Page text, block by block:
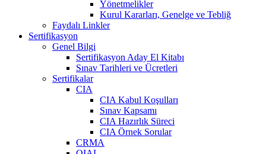
Yönetmelikler
Kurul Kararları, Genelge ve Tebliğ
Faydalı Linkler
Sertifikasyon
Genel Bilgi
Sertifikasyon Aday El Kitabı
Sınav Tarihleri ve Ücretleri
Sertifikalar
CIA
CIA Kabul Koşulları
Sınav Kapsamı
CIA Hazırlık Süreci
CIA Örnek Sorular
CRMA